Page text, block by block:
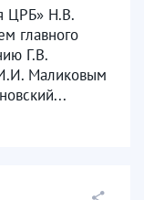
ЦРБ» Н.В.
главного
Г.В.
Маликовым